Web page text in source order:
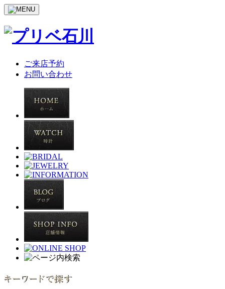
ご来店予約
お問い合わせ